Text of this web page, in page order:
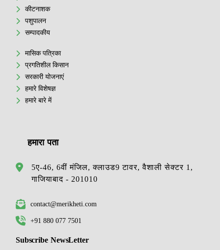
कीटनाशक
पशुपालन
सम्पादकीय
मासिक पत्रिका
प्रगतिशील किसान
सरकारी योजनाएं
हमारे विशेषज्ञ
हमारे बारे में
हमारा पता
5ए-46, 6वीं मंजिल, क्लाउड9 टावर, वैशाली सेक्टर 1,
गाजियाबाद - 201010
contact@merikheti.com
+91 880 077 7501
Subscribe NewsLetter